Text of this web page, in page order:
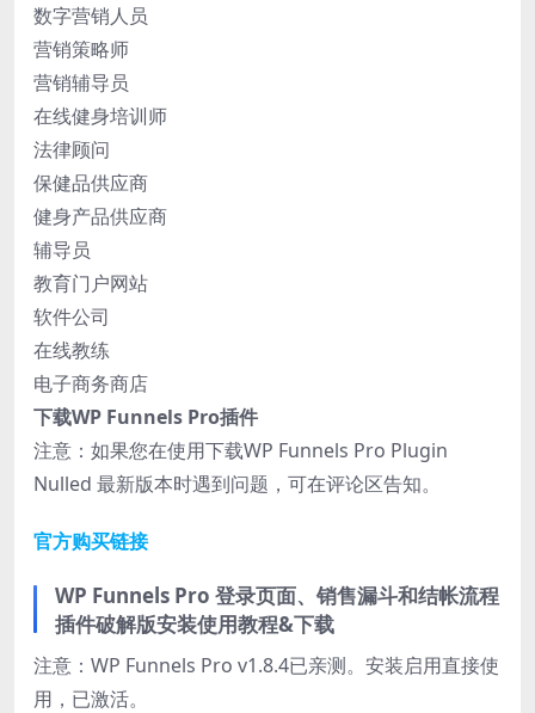
数字营销人员
营销策略师
营销辅导员
在线健身培训师
法律顾问
保健品供应商
健身产品供应商
辅导员
教育门户网站
软件公司
在线教练
电子商务商店
下载WP Funnels Pro插件
注意：如果您在使用下载WP Funnels Pro Plugin
Nulled 最新版本时遇到问题，可在评论区告知。
官方购买链接
WP Funnels Pro 登录页面、销售漏斗和结帐流程
插件破解版安装使用教程&下载
注意：WP Funnels Pro v1.8.4已亲测。安装启用直接使
用，已激活。